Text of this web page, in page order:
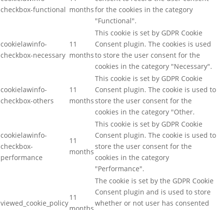
checkbox-functional monthsfor the cookies in the category
"Functional".
cookielawinfo-
checkbox-necessary
11
months
This cookie is set by GDPR Cookie
Consent plugin. The cookies is used
to store the user consent for the
cookies in the category "Necessary".
cookielawinfo-
checkbox-others
11
months
This cookie is set by GDPR Cookie
Consent plugin. The cookie is used to
store the user consent for the
cookies in the category "Other.
cookielawinfo-
checkbox-
performance
11
months
This cookie is set by GDPR Cookie
Consent plugin. The cookie is used to
store the user consent for the
cookies in the category
"Performance".
viewed_cookie_policy
11
The cookie is set by the GDPR Cookie
Consent plugin and is used to store
whether or not user has consented